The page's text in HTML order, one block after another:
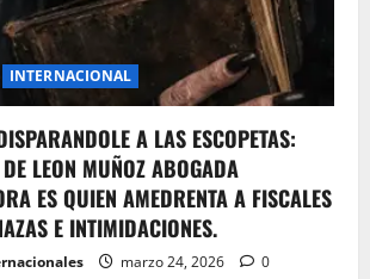
INTERNACIONAL
A LAS ESCOPETAS:
LEON MUÑOZ ABOGADA
ES QUIEN AMEDRENTA A FISCALES
E INTIMIDACIONES.
marzo 24, 2026 0